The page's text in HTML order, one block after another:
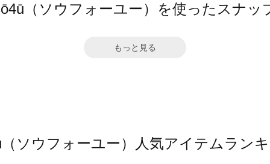
（ソウフォーユー）を使ったスナッ
もっと見る
ソウフォーユー）人気アイテムラン